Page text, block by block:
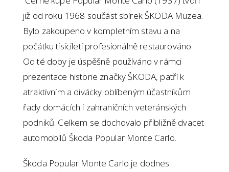
již od roku 1968 součást sbírek ŠKODA Muzea.
Bylo zakoupeno v kompletním stavu a na
počátku tisíciletí profesionálně restaurováno.
Od té doby je úspěšně používáno v rámci
prezentace historie značky ŠKODA, patří k
atraktivním a divácky oblíbeným účastníkům
řady domácích i zahraničních veteránských
podniků. Celkem se dochovalo přibližně dvacet
automobilů Škoda Popular Monte Carlo.
Škoda Popular Monte Carlo je dodnes